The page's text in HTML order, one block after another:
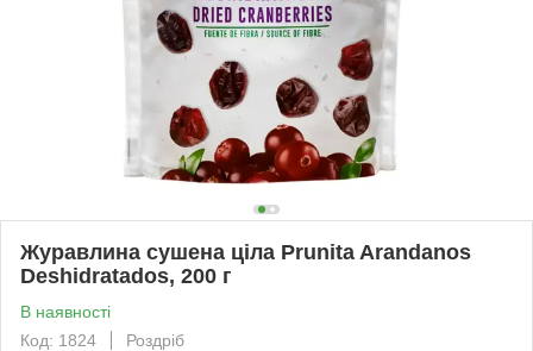
Журавлина сушена ціла Prunita Arandanos
Deshidratados, 200 г
В наявності
Код: 1824
Роздріб